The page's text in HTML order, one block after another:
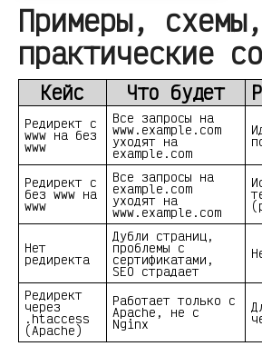
Примеры, схемы,
практические
Кейс Что будет
Редирект с
www на без
www
Все запросы на
www.example.com
уходят на
example.com
Редирект с
без www на
www
Все запросы на
example.com
уходят на
www.example.com
Нет
редиректа
Дубли страниц,
проблемы с
сертификатами,
SEO страдает
Редирект
через
.htaccess
(Apache)
Работает только с
Apache, не с
Nginx